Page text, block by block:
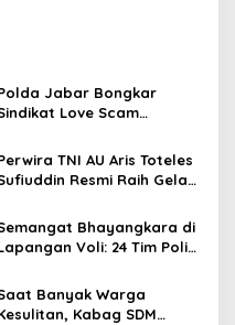
Jabar Bongkar
Love Scam
Korban
Capai Rp4,8
TNI AU Aris Toteles
Resmi Raih Gelar
Bhayangkara di
Voli: 24 Tim Polisi
dengan Sportivitas dan
Banyak Warga
Kabag SDM